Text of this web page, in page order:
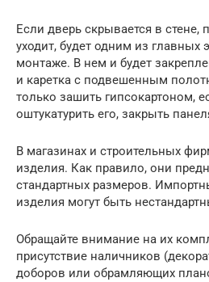
Если дверь скрывается в стене,
уходит, будет одним из главных
монтаже. В нем и будет
и каретка с подвешенным
только зашить гипсокартоном,
оштукатурить его, закрыть
В магазинах и строительных
изделия. Как правило, они
стандартных размеров.
изделия могут быть
Обращайте внимание на их
присутствие наличников
доборов или обрамляющих